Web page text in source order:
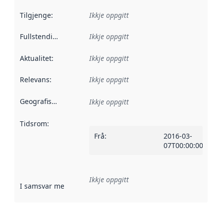
Tilgjenge: Ikkje oppgitt
Fullstendigheit Ikkje oppgitt
Aktualitet: Ikkje oppgitt
Relevans: Ikkje oppgitt
Geografisk område Ikkje oppgitt
Tidsrom:
Frå:
2016-03-
07T00:00:00Z
I samsvar med Referanse til ei implementeringsregel eller
Ikkje oppgitt